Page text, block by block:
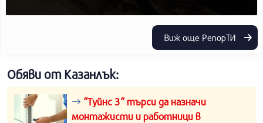
Виж още РепорТИ
Обяви от Казанлък:
“Туйнс 3“ търси да назначи
монтажисти и работници в